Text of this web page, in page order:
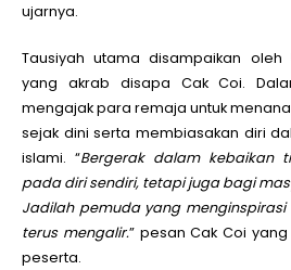
ujarnya.
Tausiyah utama disampaikan oleh
yang akrab disapa Cak Coi.
mengajak para remaja untuk
sejak dini serta membiasakan diri
islami. “Bergerak dalam kebaikan
pada diri sendiri, tetapi juga bagi
Jadilah pemuda yang
terus mengalir.” pesan Cak Coi
peserta.